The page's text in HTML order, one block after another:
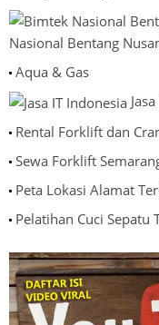
Nasional Bentang
Aqua & Gas
Rental Forklift dan
Sewa Forklift
Peta Lokasi Alamat
Pelatihan Cuci Sepatu